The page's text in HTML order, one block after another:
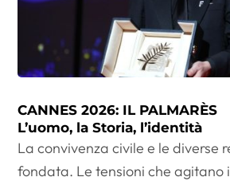
CANNES 2026: IL PALMARÈS
L’uomo, la Storia, l’identità
La convivenza civile e le diverse
fondata. Le tensioni che agitano